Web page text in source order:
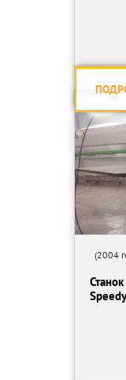
Регулировка по
-Клеенаносящий узел
-Наклоняемый узел
-Группа закругления
-Цикля для отделки
(2004
Speedy